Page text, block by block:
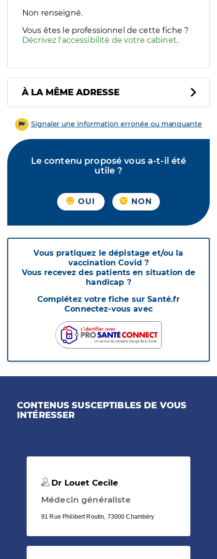
Filtres
Sélectionnez un ou plusieurs handicaps/besoins
Non renseigné.
Vous êtes le professionnel de cette fiche ?
Décrivez l'accessibilité de votre cabinet.
À LA MÊME ADRESSE
Signaler une information erronée ou manquante
Le contenu proposé vous a-t-il été
utile ?
OUI NON
Vous pratiquez le dépistage et/ou la
vaccination Covid ?
Vous recevez des patients en situation de
handicap ?
Complétez votre fiche sur Santé.fr
Connectez-vous avec
CONTENUS SUSCEPTIBLES DE VOUS
INTÉRESSER
Dr Louet Cecile
Médecin généraliste
91 Rue Philibert Routin, 73000 Chambéry